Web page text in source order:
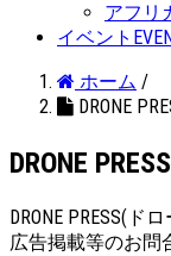
アフリ
イベント
ホーム /
DRONE
DRONE
DRONE PRESS(
広告掲載等のお問